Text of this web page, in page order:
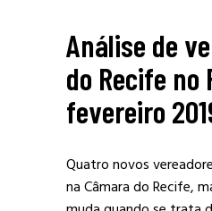
Análise de
do Recife no
fevereiro
Quatro novos
na Câmara do Recife,